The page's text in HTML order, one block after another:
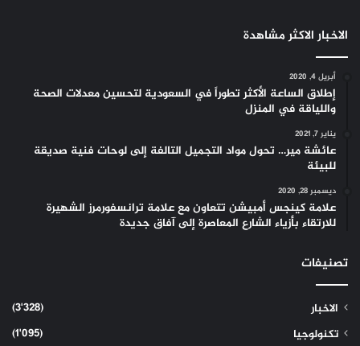
الاخبار الاكثر مشاهدة
أبريل 4, 2020
إطلاق الساعة الأكثر تطوراً في السعودية لتحسين معدلات الصحة
واللياقة في المنزل
يناير 7, 2021
عائشة مير… تحول مواد التجميل التالفة إلى لوحات فنية صديقة
للبيئة
ديسمبر 28, 2020
علامة كينجس أمبيشن تتعاون مع علامة ترانسفورمرز الشهيرة
للارتقاء بأزياء الشارع المعاصرة إلى آفاق جديدة
تصنيفات
الاخبار
(3٬328)
تكنولوجيا
(1٬095)